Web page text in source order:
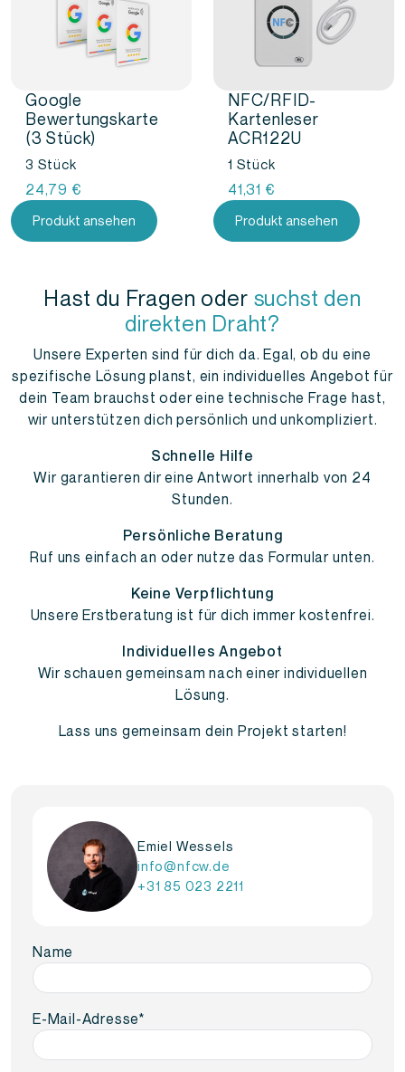
Google
Bewertungskarte
(3 Stück)
3 Stück
24,79 €
Produkt ansehen
NFC/RFID-
Kartenleser
ACR122U
1 Stück
41,31 €
Produkt ansehen
Hast du Fragen oder suchst den
direkten Draht?
Unsere Experten sind für dich da. Egal, ob du eine
spezifische Lösung planst, ein individuelles Angebot für
dein Team brauchst oder eine technische Frage hast,
wir unterstützen dich persönlich und unkompliziert.
Schnelle Hilfe
Wir garantieren dir eine Antwort innerhalb von 24
Stunden.
Persönliche Beratung
Ruf uns einfach an oder nutze das Formular unten.
Keine Verpflichtung
Unsere Erstberatung ist für dich immer kostenfrei.
Individuelles Angebot
Wir schauen gemeinsam nach einer individuellen
Lösung.
Lass uns gemeinsam dein Projekt starten!
Emiel Wessels
info@nfcw.de
+31 85 023 2211
Name
E-Mail-Adresse*